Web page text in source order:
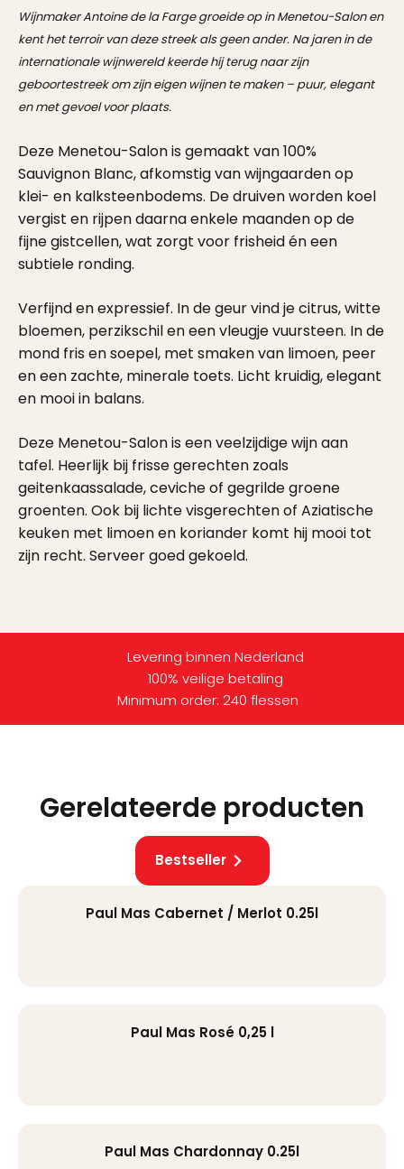
Wijnmaker Antoine de la Farge groeide op in Menetou-Salon en
kent het terroir van deze streek als geen ander. Na jaren in de
internationale wijnwereld keerde hij terug naar zijn
geboortestreek om zijn eigen wijnen te maken – puur, elegant
en met gevoel voor plaats.
Deze Menetou-Salon is gemaakt van 100%
Sauvignon Blanc, afkomstig van wijngaarden op
klei- en kalksteenbodems. De druiven worden koel
vergist en rijpen daarna enkele maanden op de
fijne gistcellen, wat zorgt voor frisheid én een
subtiele ronding.
Verfijnd en expressief. In de geur vind je citrus, witte
bloemen, perzikschil en een vleugje vuursteen. In de
mond fris en soepel, met smaken van limoen, peer
en een zachte, minerale toets. Licht kruidig, elegant
en mooi in balans.
Deze Menetou-Salon is een veelzijdige wijn aan
tafel. Heerlijk bij frisse gerechten zoals
geitenkaassalade, ceviche of gegrilde groene
groenten. Ook bij lichte visgerechten of Aziatische
keuken met limoen en koriander komt hij mooi tot
zijn recht. Serveer goed gekoeld.
Levering binnen Nederland
100% veilige betaling
Minimum order: 240 flessen
Gerelateerde producten
Bestseller
Paul Mas Cabernet / Merlot 0.25l
Paul Mas Rosé 0,25 l
Paul Mas Chardonnay 0.25l